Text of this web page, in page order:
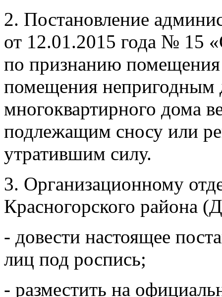
2. Постановление
от 12.01.2015 года № 15
по признанию
помещения непригодным
многоквартирного дома
подлежащим сносу или
утратившим силу.
3. Организационному
Красногорского района
- довести настоящее
лиц под роспись;
- разместить на